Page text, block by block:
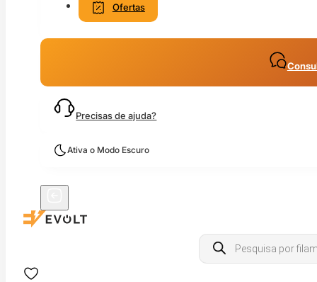
Ofertas
Precisas de ajuda?
Ativa o Modo Escuro
Products
search